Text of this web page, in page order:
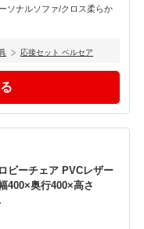
ソナルソファ/クロス柔らか
応接セット ベルセア
ビーチェア PVCレザー
400×奥行400×高さ